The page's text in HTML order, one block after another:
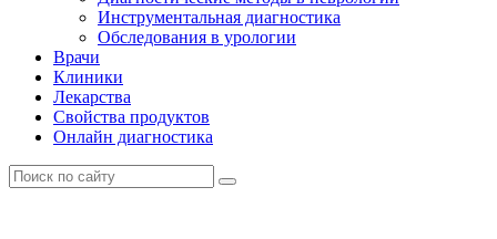
Инструментальная диагностика
Обследования в урологии
Врачи
Клиники
Лекарства
Свойства продуктов
Онлайн диагностика